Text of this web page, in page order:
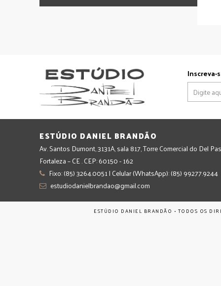
Inscreva-
ESTÚDIO DANIEL BRANDÃO
Av. Santos Dumont, 3131A, sala 817, Torre Comercial do Del
Fortaleza – CE . CEP: 60150 - 162
Fixo: (85) 3264.0051 | Celular (WhatsApp): (85) 99277.9244
estudiodanielbrandao@gmail.com
ESTÚDIO DANIEL BRANDÃO • TODOS OS